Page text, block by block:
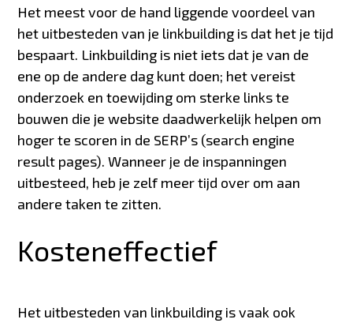
Het meest voor de hand liggende voordeel van
het uitbesteden van je linkbuilding is dat het je tijd
bespaart. Linkbuilding is niet iets dat je van de
ene op de andere dag kunt doen; het vereist
onderzoek en toewijding om sterke links te
bouwen die je website daadwerkelijk helpen om
hoger te scoren in de SERP’s (search engine
result pages). Wanneer je de inspanningen
uitbesteed, heb je zelf meer tijd over om aan
andere taken te zitten.
Kosteneffectief
Het uitbesteden van linkbuilding is vaak ook